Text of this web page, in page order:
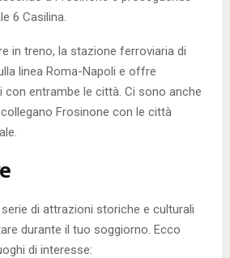
6 Casilina.
in treno, la stazione ferroviaria di
linea Roma-Napoli e offre
con entrambe le città. Ci sono anche
Frosinone con le città
di attrazioni storiche e culturali
durante il tuo soggiorno. Ecco
di interesse: